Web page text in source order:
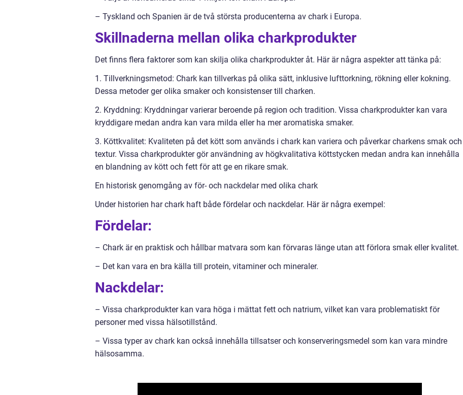
– Tyskland och Spanien är de två största producenterna av chark i Europa.
Skillnaderna mellan olika charkprodukter
Det finns flera faktorer som kan skilja olika charkprodukter åt. Här är några aspekter att tänka på:
1. Tillverkningsmetod: Chark kan tillverkas på olika sätt, inklusive lufttorkning, rökning eller kokning.
Dessa metoder ger olika smaker och konsistenser till charken.
2. Kryddning: Kryddningar varierar beroende på region och tradition. Vissa charkprodukter kan vara
kryddigare medan andra kan vara milda eller ha mer aromatiska smaker.
3. Köttkvalitet: Kvaliteten på det kött som används i chark kan variera och påverkar charkens smak och
textur. Vissa charkprodukter gör användning av högkvalitativa köttstycken medan andra kan innehålla
en blandning av kött och fett för att ge en rikare smak.
En historisk genomgång av för- och nackdelar med olika chark
Under historien har chark haft både fördelar och nackdelar. Här är några exempel:
Fördelar:
– Chark är en praktisk och hållbar matvara som kan förvaras länge utan att förlora smak eller kvalitet.
– Det kan vara en bra källa till protein, vitaminer och mineraler.
Nackdelar:
– Vissa charkprodukter kan vara höga i mättat fett och natrium, vilket kan vara problematiskt för
personer med vissa hälsotillstånd.
– Vissa typer av chark kan också innehålla tillsatser och konserveringsmedel som kan vara mindre
hälsosamma.